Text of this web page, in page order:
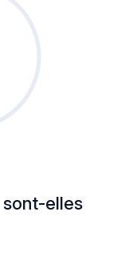
elles